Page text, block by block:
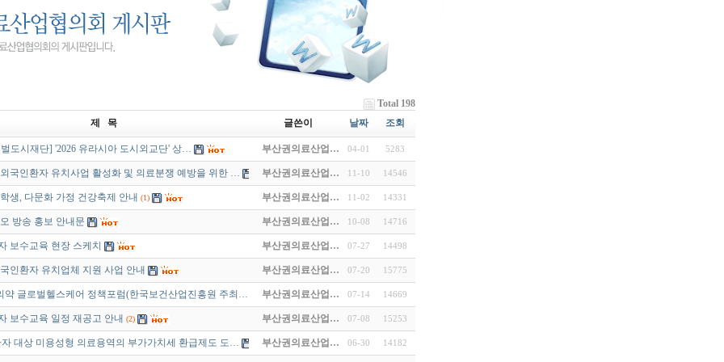
Total 198
제 목
글쓴이 날짜 조회
도시재단] '2026 유라시아 도시외교단' 상… 부산권의료산업… 04-01 5283
국인환자 유치사업 활성화 및 의료분쟁 예방을 위한 … 부산권의료산업… 11-10 14546
생, 다문화 가정 건강축제 안내 (1) 부산권의료산업… 11-02 14331
방송 홍보 안내문 부산권의료산업… 10-08 14716
보수교육 현장 스케치 부산권의료산업… 07-27 14498
인환자 유치업체 지원 사업 안내 부산권의료산업… 07-20 15775
약 글로벌헬스케어 정책포럼(한국보건산업진흥원 주최… 부산권의료산업… 07-14 14669
보수교육 일정 재공고 안내 (2) 부산권의료산업… 07-08 15253
대상 미용성형 의료용역의 부가가치세 환급제도 도… 부산권의료산업… 06-30 14182